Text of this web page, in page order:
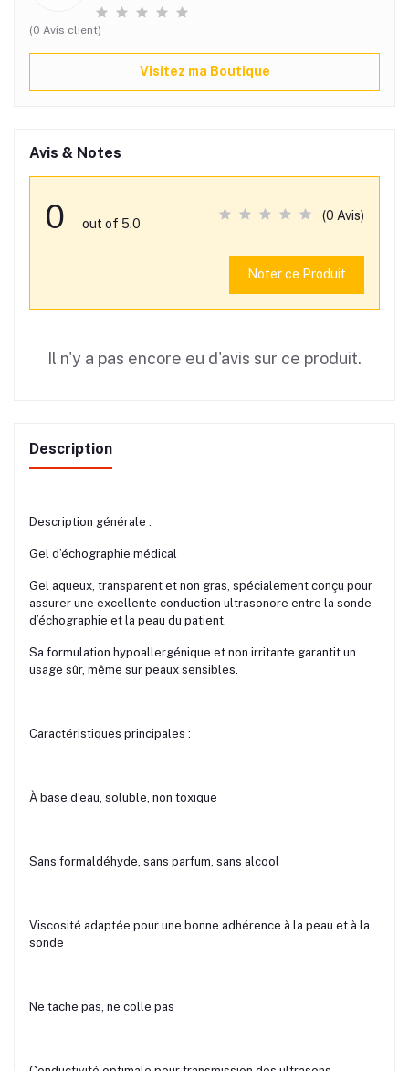
(0 Avis client)
Visitez ma Boutique
Avis & Notes
0 out of 5.0
(0 Avis)
Noter ce Produit
Il n'y a pas encore eu d'avis sur ce produit.
Description
Description générale :
Gel d’échographie médical
Gel aqueux, transparent et non gras, spécialement conçu pour
assurer une excellente conduction ultrasonore entre la sonde
d’échographie et la peau du patient.
Sa formulation hypoallergénique et non irritante garantit un
usage sûr, même sur peaux sensibles.
Caractéristiques principales :
À base d’eau, soluble, non toxique
Sans formaldéhyde, sans parfum, sans alcool
Viscosité adaptée pour une bonne adhérence à la peau et à la
sonde
Ne tache pas, ne colle pas